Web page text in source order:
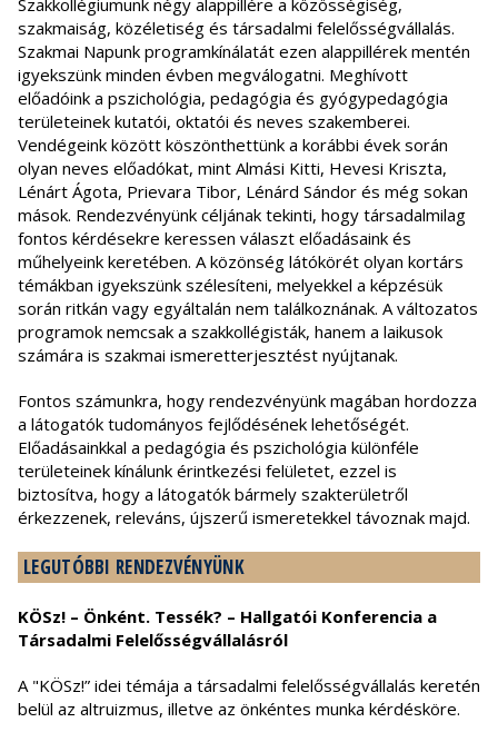
Szakkollégiumunk négy alappillére a közösségiség,
szakmaiság, közéletiség és társadalmi felelősségvállalás.
Szakmai Napunk programkínálatát ezen alappillérek mentén
igyekszünk minden évben megválogatni. Meghívott
előadóink a pszichológia, pedagógia és gyógypedagógia
területeinek kutatói, oktatói és neves szakemberei.
Vendégeink között köszönthettünk a korábbi évek során
olyan neves előadókat, mint Almási Kitti, Hevesi Kriszta,
Lénárt Ágota, Prievara Tibor, Lénárd Sándor és még sokan
mások. Rendezvényünk céljának tekinti, hogy társadalmilag
fontos kérdésekre keressen választ előadásaink és
műhelyeink keretében. A közönség látókörét olyan kortárs
témákban igyekszünk szélesíteni, melyekkel a képzésük
során ritkán vagy egyáltalán nem találkoznának. A változatos
programok nemcsak a szakkollégisták, hanem a laikusok
számára is szakmai ismeretterjesztést nyújtanak.
Fontos számunkra, hogy rendezvényünk magában hordozza
a látogatók tudományos fejlődésének lehetőségét.
Előadásainkkal a pedagógia és pszichológia különféle
területeinek kínálunk érintkezési felületet, ezzel is
biztosítva, hogy a látogatók bármely szakterületről
érkezzenek, releváns, újszerű ismeretekkel távoznak majd.
LEGUTÓBBI RENDEZVÉNYÜNK
KÖSz! – Önként. Tessék? – Hallgatói Konferencia a
Társadalmi Felelősségvállalásról
A "KÖSz!” idei témája a társadalmi felelősségvállalás keretén
belül az altruizmus, illetve az önkéntes munka kérdésköre.